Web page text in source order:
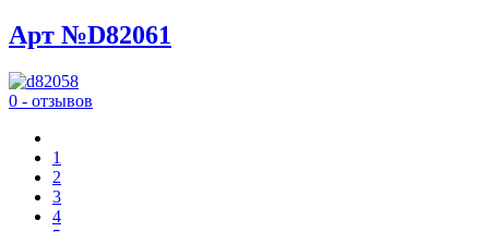
Арт №D82061
0 - отзывов
1
2
3
4